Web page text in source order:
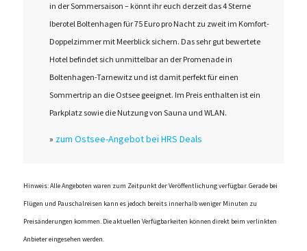
in der Sommersaison – könnt ihr euch derzeit das 4 Sterne
Iberotel Boltenhagen für 75 Euro pro Nacht zu zweit im Komfort-
Doppelzimmer mit Meerblick sichern. Das sehr gut bewertete
Hotel befindet sich unmittelbar an der Promenade in
Boltenhagen-Tarnewitz und ist damit perfekt für einen
Sommertrip an die Ostsee geeignet. Im Preis enthalten ist ein
Parkplatz sowie die Nutzung von Sauna und WLAN.
» zum Ostsee-Angebot bei HRS Deals
Hinweis: Alle Angeboten waren zum Zeitpunkt der Veröffentlichung verfügbar. Gerade bei
Flügen und Pauschalreisen kann es jedoch bereits innerhalb weniger Minuten zu
Preisänderungen kommen. Die aktuellen Verfügbarkeiten können direkt beim verlinkten
Anbieter eingesehen werden.